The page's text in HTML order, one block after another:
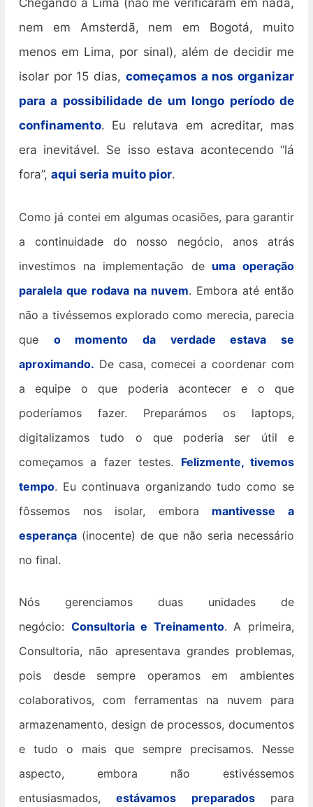
Chegando a Lima (não me verificaram em nada,
nem em Amsterdã, nem em Bogotá, muito
menos em Lima, por sinal), além de decidir me
isolar por 15 dias, começamos a nos organizar
para a possibilidade de um longo período de
confinamento. Eu relutava em acreditar, mas
era inevitável. Se isso estava acontecendo “lá
fora”, aqui seria muito pior.
Como já contei em algumas ocasiões, para garantir
a continuidade do nosso negócio, anos atrás
investimos na implementação de uma operação
paralela que rodava na nuvem. Embora até então
não a tivéssemos explorado como merecia, parecia
que o momento da verdade estava se
aproximando. De casa, comecei a coordenar com
a equipe o que poderia acontecer e o que
poderíamos fazer. Preparámos os laptops,
digitalizamos tudo o que poderia ser útil e
começamos a fazer testes. Felizmente, tivemos
tempo. Eu continuava organizando tudo como se
fôssemos nos isolar, embora mantivesse a
esperança (inocente) de que não seria necessário
no final.
Nós gerenciamos duas unidades de
negócio: Consultoria e Treinamento. A primeira,
Consultoria, não apresentava grandes problemas,
pois desde sempre operamos em ambientes
colaborativos, com ferramentas na nuvem para
armazenamento, design de processos, documentos
e tudo o mais que sempre precisamos. Nesse
aspecto, embora não estivéssemos
entusiasmados,estávamos preparadospara